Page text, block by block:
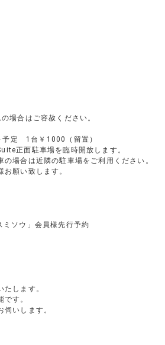
場合はご容赦ください。
定 1台￥1000（留置）
正面駐車場を臨時開放します。
場合は近隣の駐車場をご利用ください。
願い致します。
ソウ」会員様先行予約
します。
す。
いします。